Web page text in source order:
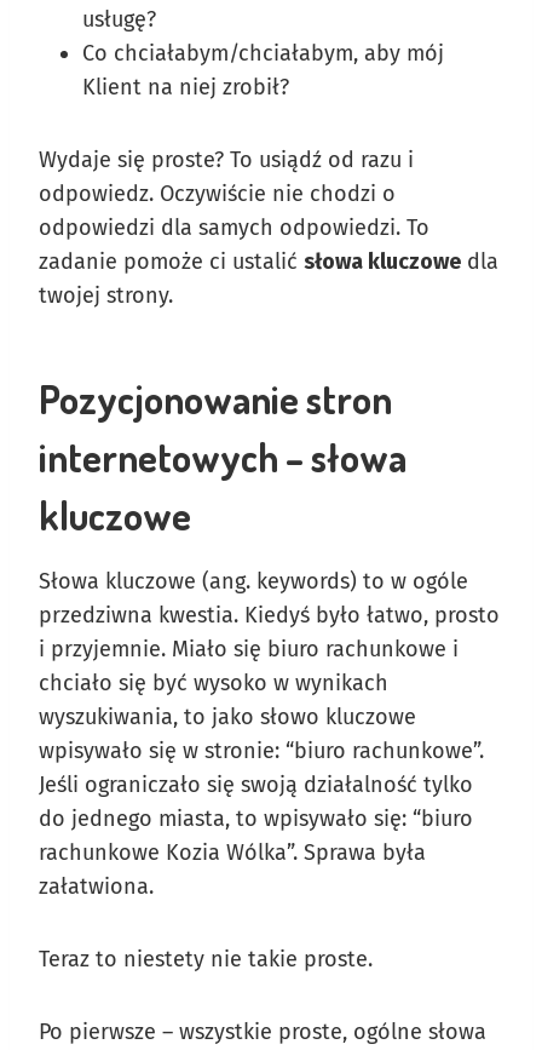
usługę?
Co chciałabym/chciałabym, aby mój
Klient na niej zrobił?
Wydaje się proste? To usiądź od razu i
odpowiedz. Oczywiście nie chodzi o
odpowiedzi dla samych odpowiedzi. To
zadanie pomoże ci ustalić słowa kluczowe dla
twojej strony.
Pozycjonowanie stron
internetowych – słowa
kluczowe
Słowa kluczowe (ang. keywords) to w ogóle
przedziwna kwestia. Kiedyś było łatwo, prosto
i przyjemnie. Miało się biuro rachunkowe i
chciało się być wysoko w wynikach
wyszukiwania, to jako słowo kluczowe
wpisywało się w stronie: “biuro rachunkowe”.
Jeśli ograniczało się swoją działalność tylko
do jednego miasta, to wpisywało się: “biuro
rachunkowe Kozia Wólka”. Sprawa była
załatwiona.
Teraz to niestety nie takie proste.
Po pierwsze – wszystkie proste, ogólne słowa